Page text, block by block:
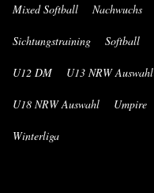
Mixed Softball Nachwuchs
Sichtungstraining Softball
U12 DM U13 NRW Auswahl
U18 NRW Auswahl Umpire
Winterliga